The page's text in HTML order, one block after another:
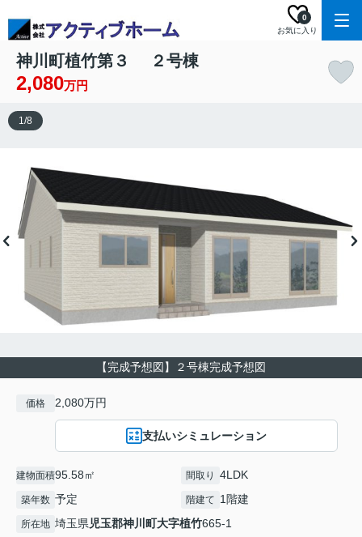
お気に入り
0
神川町植竹第３ ２号棟
2,080万円
【完成予想図】２号棟完成予想図
1/8
価格 2,080万円
支払いシミュレーション
建物面積95.58㎡ 間取り 4LDK
築年数 予定 階建て 1階建
所在地 埼玉県児玉郡神川町大字植竹665-1